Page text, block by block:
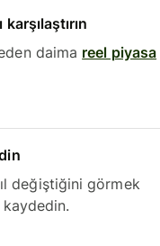
daima reel piyasa
değiştiğini görmek